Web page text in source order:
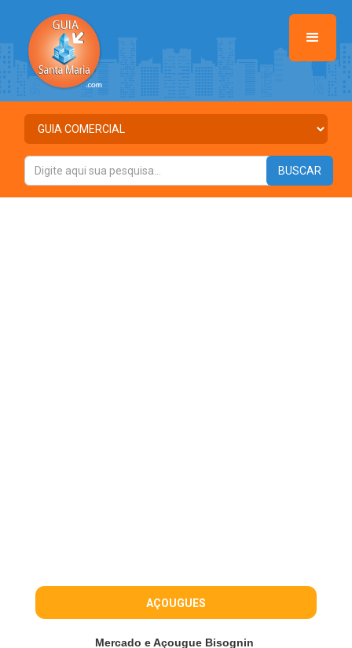
AÇOUGUES
Mercado e Açougue Bisognin